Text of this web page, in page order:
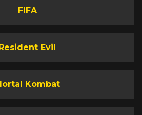
FIFA
Evil
Kombat